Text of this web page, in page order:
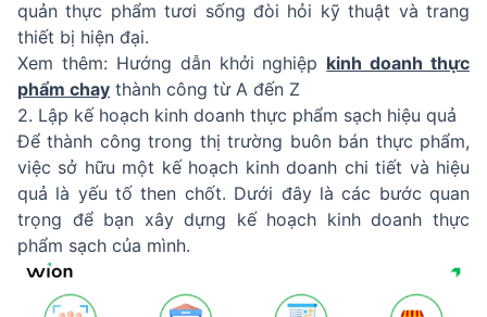
quản thực phẩm tươi sống đòi hỏi kỹ thuật và trang
thiết bị hiện đại.
Xem thêm: Hướng dẫn khởi nghiệp kinh doanh thực
phẩm chay thành công từ A đến Z
2. Lập kế hoạch kinh doanh thực phẩm sạch hiệu quả
Để thành công trong thị trường buôn bán thực phẩm,
việc sở hữu một kế hoạch kinh doanh chi tiết và hiệu
quả là yếu tố then chốt. Dưới đây là các bước quan
trọng để bạn xây dựng kế hoạch kinh doanh thực
phẩm sạch của mình.